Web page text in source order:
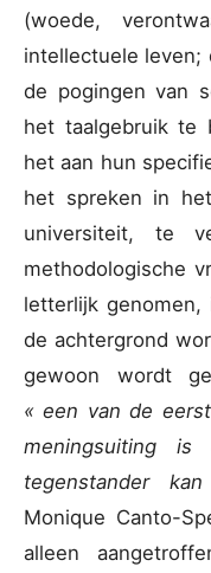
(woede,
intellectuele
de pogingen van
het taalgebruik te
het aan hun
het spreken in
universiteit, te
methodologische
letterlijk
de achtergrond
gewoon wordt
« een van de
meningsuiting
tegenstander
Monique Canto-
alleen